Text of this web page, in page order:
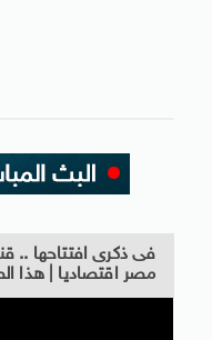
فى ذكرى افتتاحها ..
مصر اقتصاديا | هذا